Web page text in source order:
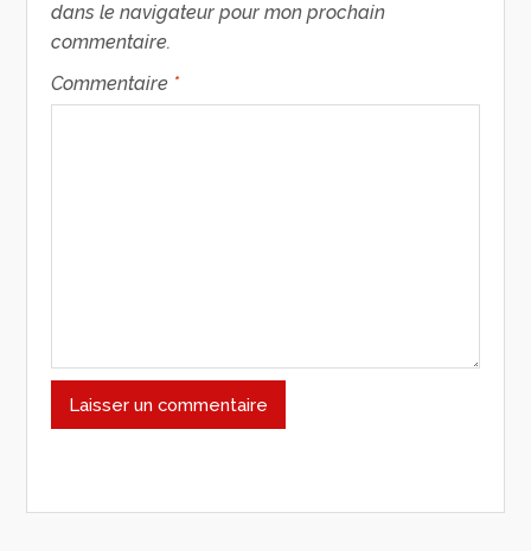
dans le navigateur pour mon prochain
commentaire.
Commentaire *